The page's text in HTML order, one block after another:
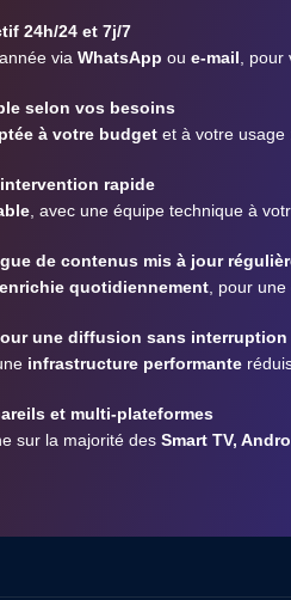
24h/24 et 7j/7
via WhatsApp ou e-mail ,
selon vos besoins
à votre budget et à votre usage
rapide
, avec une équipe technique à
de contenus mis à jour
quotidiennement , pour
une diffusion sans interruption
infrastructure performante
et multi-plateformes
sur la majorité des Smart TV,